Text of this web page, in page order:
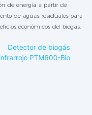
de energía a partir de
de aguas residuales para
económicos del biogás.